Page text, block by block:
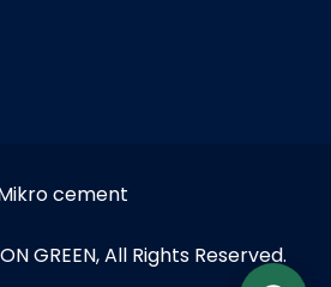
cement
GREEN, All Rights Reserved.